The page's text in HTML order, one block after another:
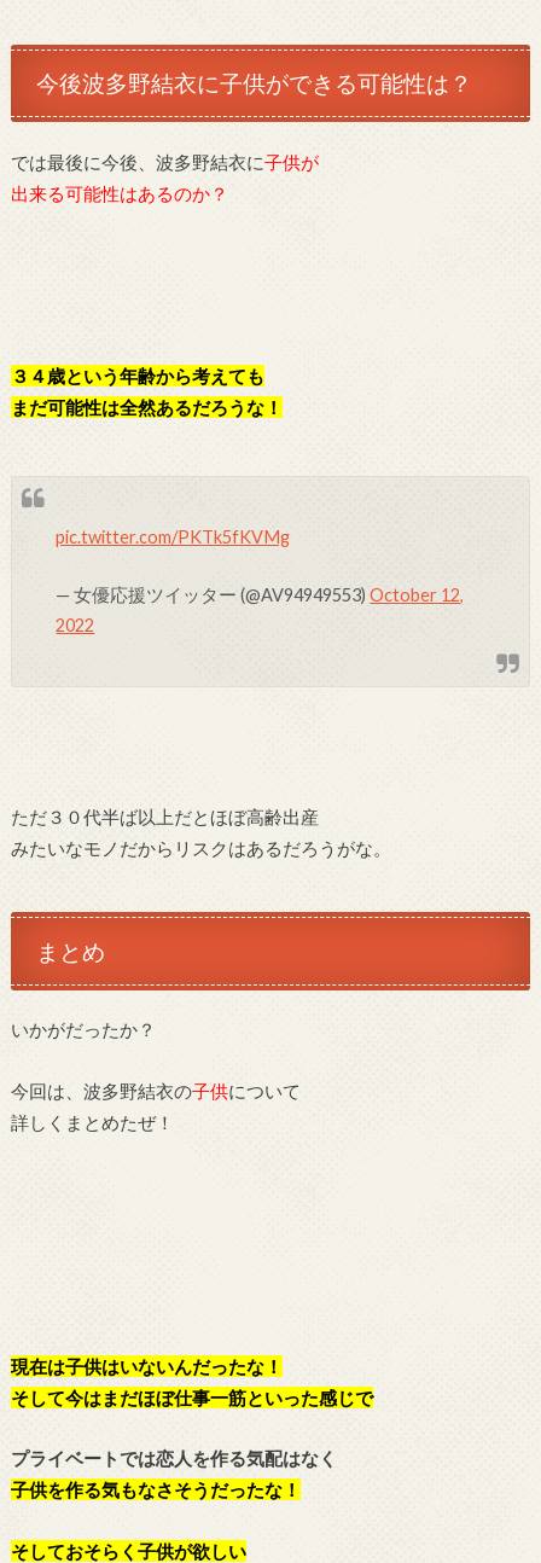
今後波多野結衣に子供ができる可能性は？
では最後に今後、波多野結衣に子供が
出来る可能性はあるのか？
３４歳という年齢から考えても
まだ可能性は全然あるだろうな！
pic.twitter.com/PKTk5fKVMg
— 女優応援ツイッター (@AV94949553)October 12,
2022
ただ３０代半ば以上だとほぼ高齢出産
みたいなモノだからリスクはあるだろうがな。
まとめ
いかがだったか？
今回は、波多野結衣の子供について
詳しくまとめたぜ！
現在は子供はいないんだったな！
そして今はまだほぼ仕事一筋といった感じで
プライベートでは恋人を作る気配はなく
子供を作る気もなさそうだったな！
そしておそらく子供が欲しい